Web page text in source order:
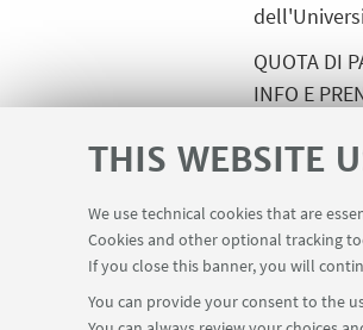
THIS WEBSITE
We use technical cookies that are
Cookies and other optional tracking
If you close this banner, you will
You can provide your consent to the
QUOTA DI
INFO E
LINKS